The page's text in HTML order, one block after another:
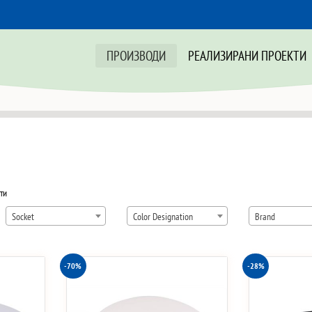
ПРОИЗВОДИ
РЕАЛИЗИРАНИ ПРОЕКТИ
Sorted
by
price:
to
Socket Color Designation Brand
-70% -28%